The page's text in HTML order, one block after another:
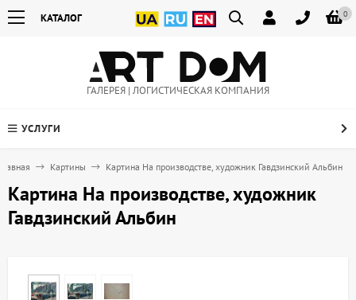
0
КАТАЛОГ
ГАЛЕРЕЯ | ЛОГИСТИЧЕСКАЯ КОМПАНИЯ
УСЛУГИ
Картины Картина На производстве, художник Гавдзинский Альбин
Картина На производстве, художник
Гавдзинский Альбин